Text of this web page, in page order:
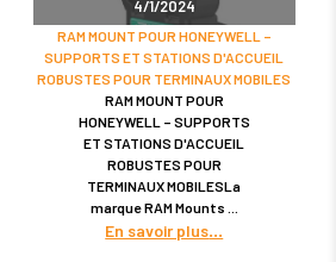
4/1/2024
RAM MOUNT POUR HONEYWELL –
SUPPORTS ET STATIONS D'ACCUEIL
ROBUSTES POUR TERMINAUX MOBILES
RAM MOUNT POUR
HONEYWELL – SUPPORTS
ET STATIONS D'ACCUEIL
ROBUSTES POUR
TERMINAUX MOBILESLa
marque RAM Mounts
En savoir plus